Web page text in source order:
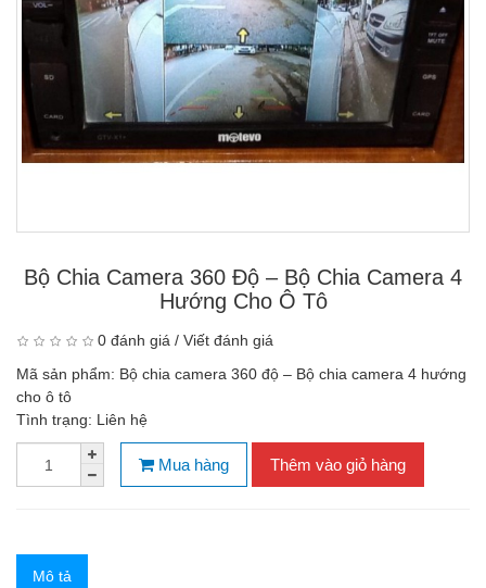
Bộ Chia Camera 360 Độ – Bộ Chia Camera 4
Hướng Cho Ô Tô
0 đánh giá / Viết đánh giá
Mã sản phẩm: Bộ chia camera 360 độ – Bộ chia camera 4 hướng
cho ô tô
Tình trạng: Liên hệ
Mua hàng Thêm vào giỏ hàng
Mô tả